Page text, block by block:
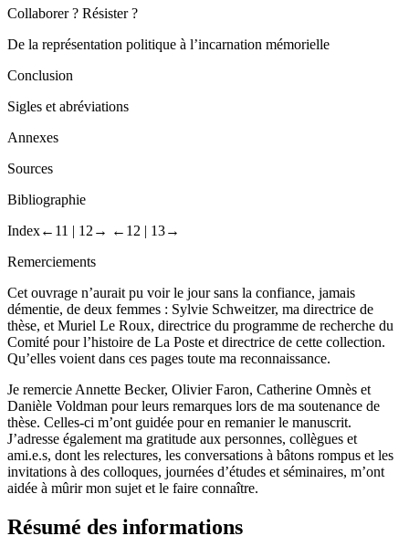
Collaborer ? Résister ?
De la représentation politique à l’incarnation mémorielle
Conclusion
Sigles et abréviations
Annexes
Sources
Bibliographie
Index←11 | 12→ ←12 | 13→
Remerciements
Cet ouvrage n’aurait pu voir le jour sans la confiance, jamais
démentie, de deux femmes : Sylvie Schweitzer, ma directrice de
thèse, et Muriel Le Roux, directrice du programme de recherche du
Comité pour l’histoire de La Poste et directrice de cette collection.
Qu’elles voient dans ces pages toute ma reconnaissance.
Je remercie Annette Becker, Olivier Faron, Catherine Omnès et
Danièle Voldman pour leurs remarques lors de ma soutenance de
thèse. Celles-ci m’ont guidée pour en remanier le manuscrit.
J’adresse également ma gratitude aux personnes, collègues et
ami.e.s, dont les relectures, les conversations à bâtons rompus et les
invitations à des colloques, journées d’études et séminaires, m’ont
aidée à mûrir mon sujet et le faire connaître.
Résumé des informations